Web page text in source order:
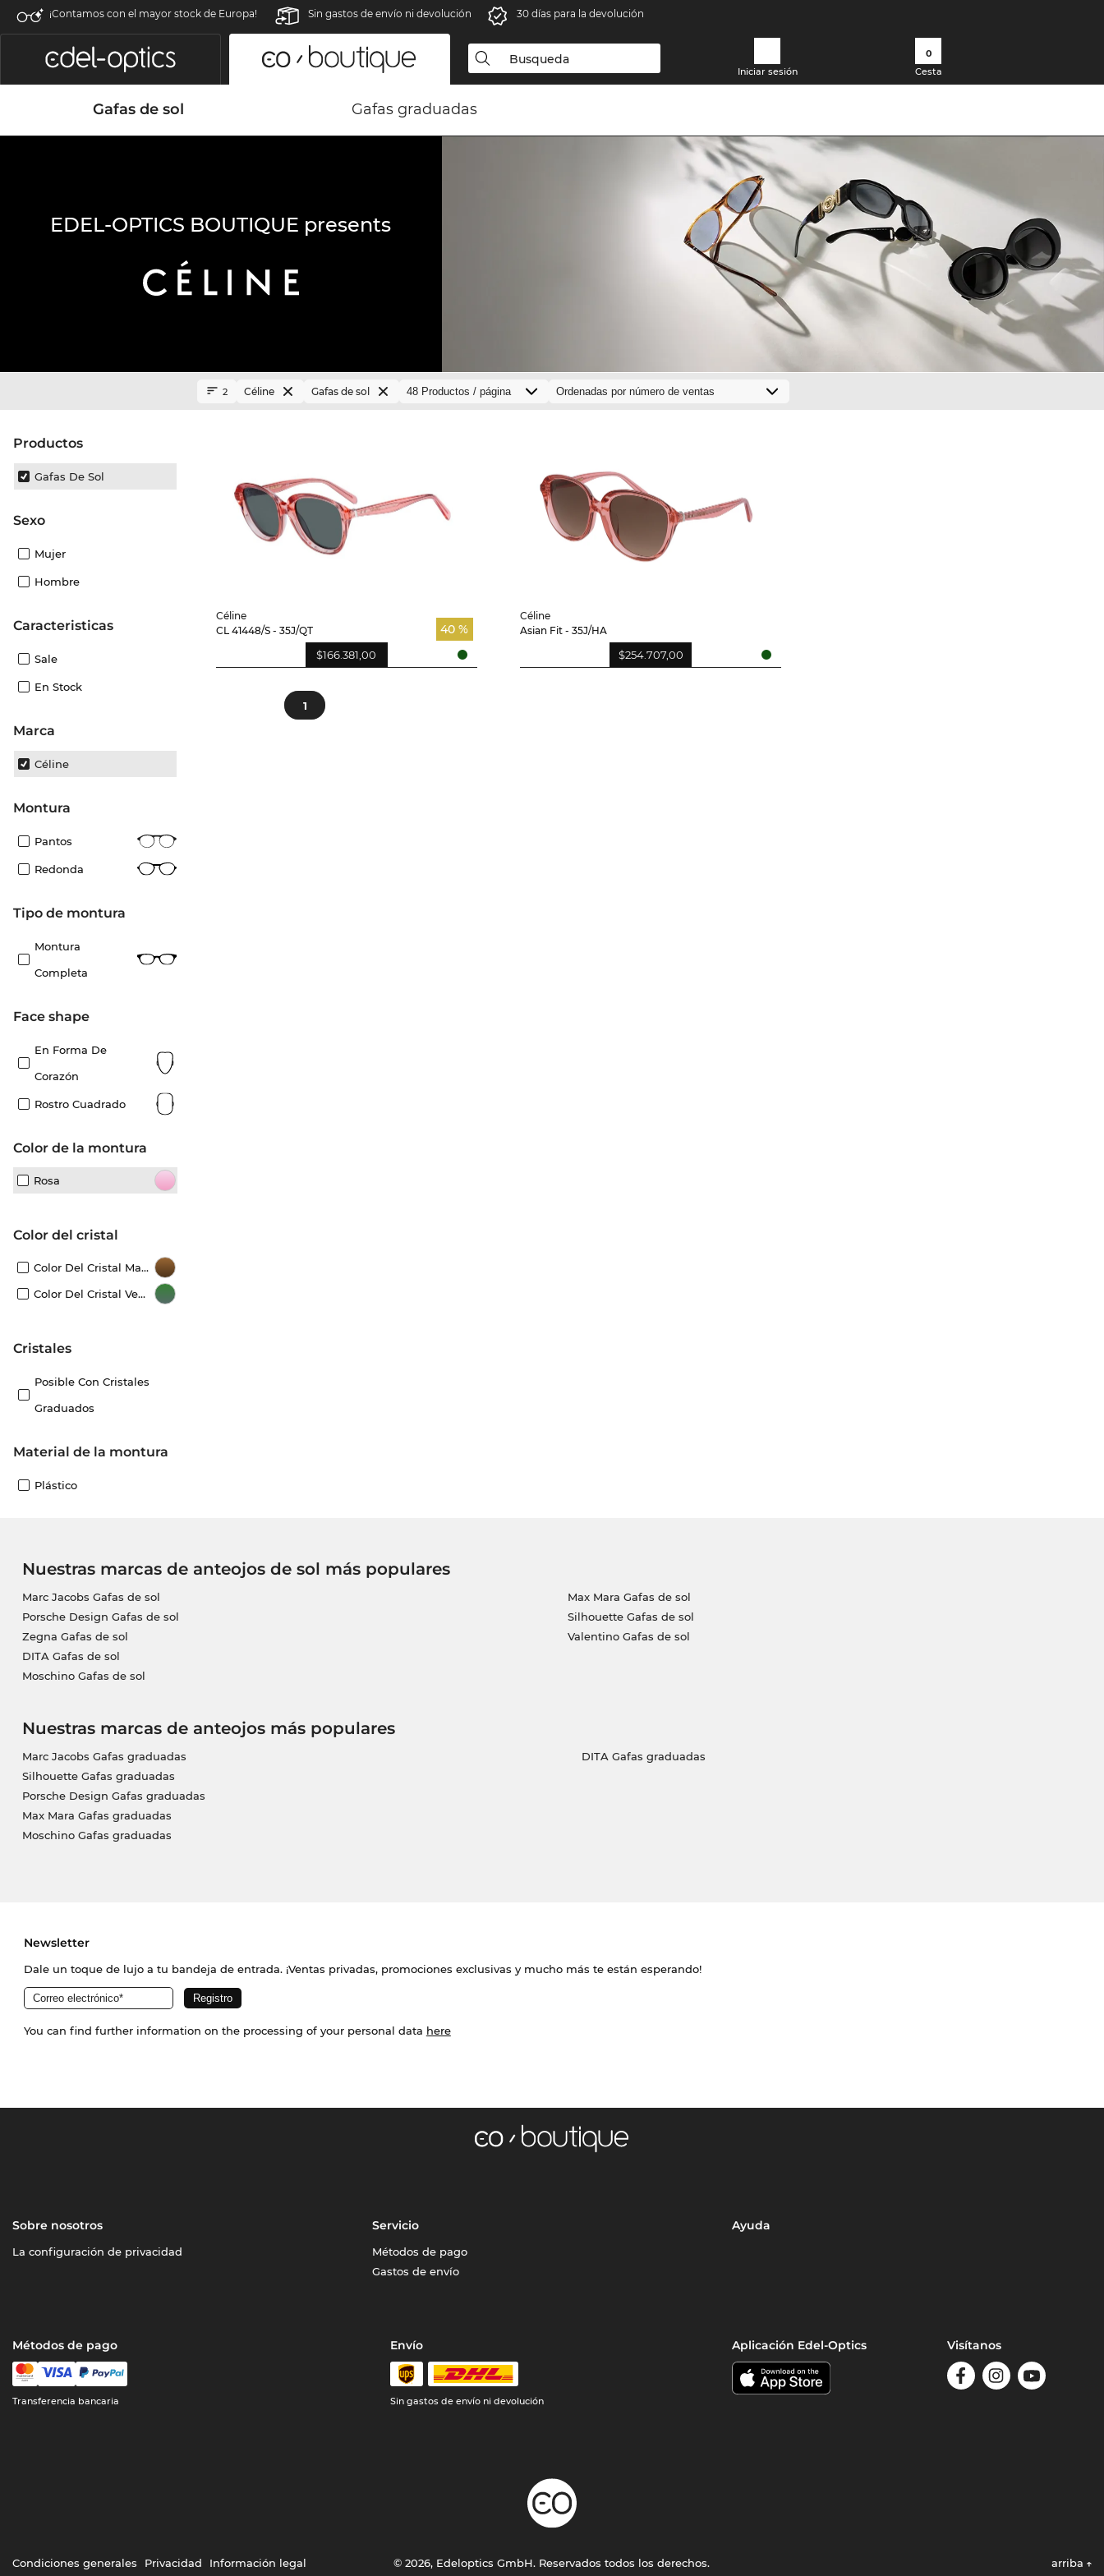
¡Contamos con el mayor stock de Europa! Sin gastos de envío ni devolución 30 días para la devolución
Iniciar sesión
0
Cesta
Gafas de sol Gafas graduadas
EDEL-OPTICS BOUTIQUE presents
Productos
Gafas De Sol
Sexo
Mujer
Hombre
Caracteristicas
Sale
En Stock
Marca
Céline
Montura
Pantos
Redonda
Tipo de montura
Montura
Completa
Face shape
En Forma De
Corazón
Rostro Cuadrado
Color de la montura
Rosa
Color del cristal
Color Del Cristal Marrón
Color Del Cristal Verde
Cristales
Posible Con Cristales
Graduados
Material de la montura
Plástico
2 Céline Gafas de sol
Céline
CL 41448/S - 35J/QT
40 %
$166.381,00
Céline
Asian Fit - 35J/HA
$254.707,00
1
Nuestras marcas de anteojos de sol más populares
Marc Jacobs Gafas de sol
Porsche Design Gafas de sol
Zegna Gafas de sol
DITA Gafas de sol
Moschino Gafas de sol
Max Mara Gafas de sol
Silhouette Gafas de sol
Valentino Gafas de sol
Nuestras marcas de anteojos más populares
Marc Jacobs Gafas graduadas
Silhouette Gafas graduadas
Porsche Design Gafas graduadas
Max Mara Gafas graduadas
Moschino Gafas graduadas
DITA Gafas graduadas
Newsletter
Dale un toque de lujo a tu bandeja de entrada. ¡Ventas privadas, promociones exclusivas y mucho más te están esperando!
You can find further information on the processing of your personal data here
Sobre nosotros
La configuración de privacidad
Servicio
Métodos de pago
Gastos de envío
Ayuda
Métodos de pago
Transferencia bancaria
Envío
Sin gastos de envío ni devolución
Aplicación Edel-Optics Visítanos
Condiciones generales Privacidad Información legal © 2026, Edeloptics GmbH. Reservados todos los derechos. arriba